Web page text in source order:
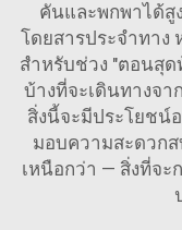
คันและพกพาได้สู
โดยสารประจำทาง
สำหรับช่วง "ตอนสุด
บ้างที่จะเดินทางจ
สิ่งนี้จะมีประโยชน์
มอบความสะดวก
เหนือกว่า — สิ่งที่จะ